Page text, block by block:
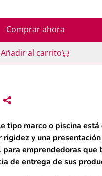
Comprar ahora
Añadir al carrito
tipo marco o piscina está
rigidez y una
emprendedoras que
de entrega de sus